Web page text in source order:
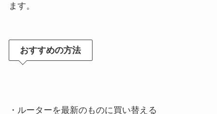
ます。
おすすめの方法
・ルーターを最新のものに買い替える